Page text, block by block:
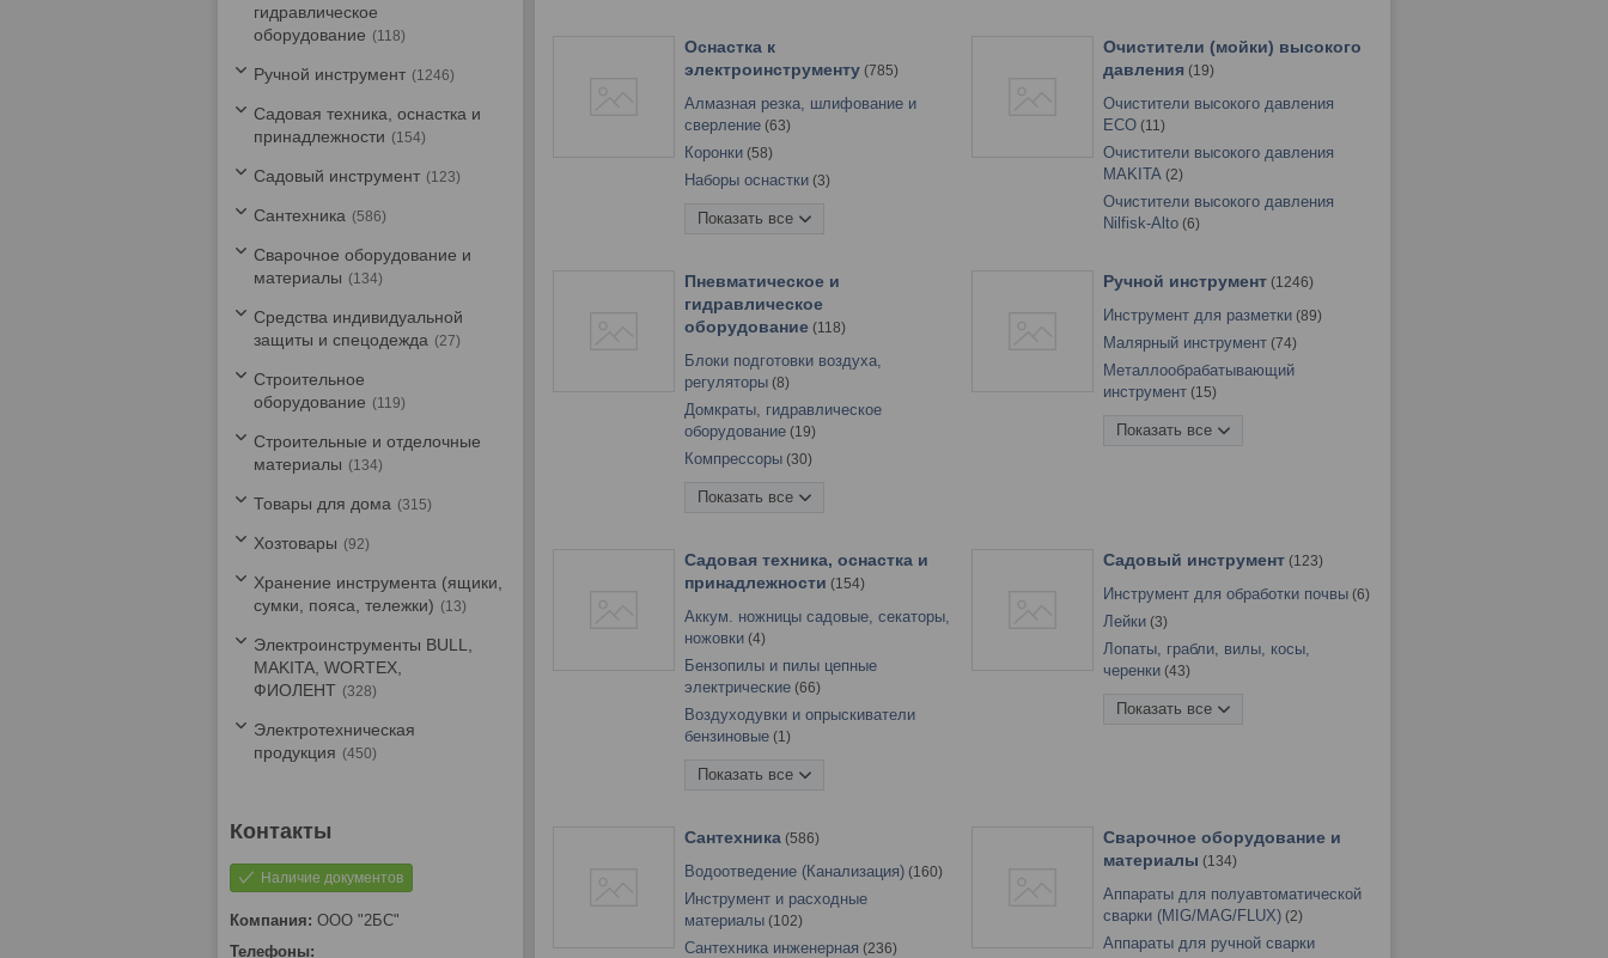
Оснастка к
электроинструменту 785
Алмазная резка, шлифование и
сверление 63
Коронки 58
Наборы оснастки 3
Оснастка для дрелей,
шуруповертов
многофункционального
инструмента 1
Оснастка для угловых
Пилы и пилки
Принадлежности для
электроинструмента
Разрушение камня и бетона
Фрезерование
Показать все
Очистители (мойки) высокого
давления
19
Очистители высокого давления
ECO 11
Очистители высокого давления
MAKITA 2
Очистители высокого давления
Nilfisk-Alto 6
Пневматическое и
гидравлическое
оборудование 118
Блоки подготовки воздуха,
регуляторы 8
Домкраты, гидравлическое
оборудование 19
Компрессоры 30
Краскораспылители
пневматические
Пневмогайковерты, винтоверты 5
Пневмопистолеты моечные,
продувочные, прочие
9
Пневмостеплеры
Рукава напорные, шланги
Соединения для
пневмоинструмента 11
Показать все
Ручной инструмент 1246
Инструмент для разметки 89
Малярный инструмент 74
Металлообрабатывающий
инструмент 15
Общестроительный инструмент
Показать все
Садовая техника, оснастка и
принадлежности
154
Аккум. ножницы садовые, секаторы,
ножовки 4
Бензопилы и пилы цепные
электрические 66
Воздуходувки и опрыскиватели
бензиновые 1
Газонокосилки
Лодочные моторы
Мотокосы и триммеры 31
Мотоножницы, электроножницы,
кусторезы, высоторезы
Насосы и насосные станции
Показать все
Садовый инструмент 123
Инструмент для обработки почвы 6
Лейки 3
Лопаты, грабли, вилы, косы,
черенки 43
Опрыскиватели
Показать все
Сантехника 586
Водоотведение (Канализация) 160
Инструмент и расходные
материалы 102
Сантехника инженерная 236
Сварочное оборудование и
материалы
134
Аппараты для полуавтоматической
сварки (MIG/MAG/FLUX) 2
Аппараты для ручной сварки
гидравлическое
оборудование
118
Ручной инструмент 1246
Садовая техника, оснастка и
принадлежности
154
Садовый инструмент 123
Сантехника 586
Сварочное оборудование и
материалы
134
Средства индивидуальной
защиты и спецодежда
27
Строительное
оборудование
119
Строительные и отделочные
материалы
134
Товары для дома 315
Хозтовары 92
Хранение инструмента (ящики,
сумки, пояса, тележки)
13
Электроинструменты BULL,
MAKITA, WORTEX,
ФИОЛЕНТ
328
Электротехническая
продукция
450
Наличие документов
ООО "2БС"